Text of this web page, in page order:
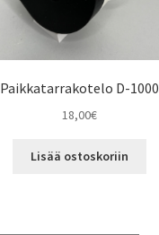
Paikkatarrakotelo D-1000
18,00€
Lisää ostoskoriin